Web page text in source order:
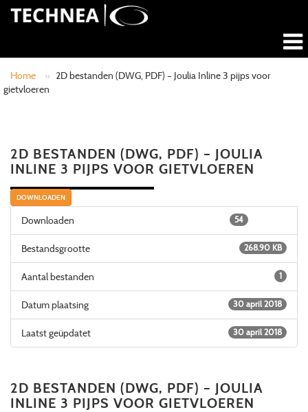
Home » 2D bestanden (DWG, PDF) – Joulia Inline 3 pijps voor
gietvloeren
2D BESTANDEN (DWG, PDF) – JOULIA
INLINE 3 PIJPS VOOR GIETVLOEREN
DOWNLOADEN
Downloaden 54
Bestandsgrootte 268.90 KB
Aantal bestanden 1
Datum plaatsing 30 april 2018
Laatst geüpdatet 30 april 2018
2D BESTANDEN (DWG, PDF) – JOULIA
INLINE 3 PIJPS VOOR GIETVLOEREN